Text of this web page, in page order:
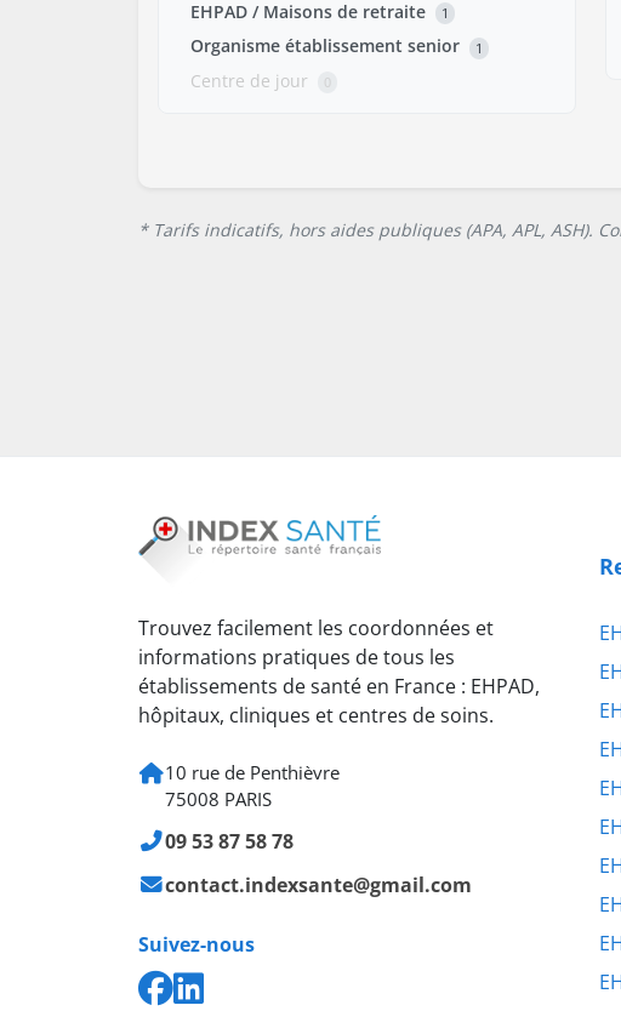
EHPAD / Maisons de retraite 1
Organisme établissement senior 1
Centre de jour 0
* Tarifs indicatifs, hors aides publiques (APA, APL, ASH).
Trouvez facilement les coordonnées et
informations pratiques de tous les
établissements de santé en France : EHPAD,
hôpitaux, cliniques et centres de soins.
10 rue de Penthièvre
75008 PARIS
09 53 87 58 78
contact.indexsante@gmail.com
Suivez-nous